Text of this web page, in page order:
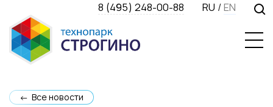
8 (495) 248-00-88 RU /EN
← Все новости